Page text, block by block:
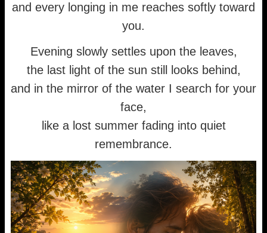
and every longing in me reaches softly toward
you.
Evening slowly settles upon the leaves,
the last light of the sun still looks behind,
and in the mirror of the water I search for your
face,
like a lost summer fading into quiet
remembrance.